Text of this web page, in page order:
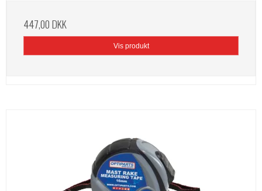
447,00 DKK
Vis produkt